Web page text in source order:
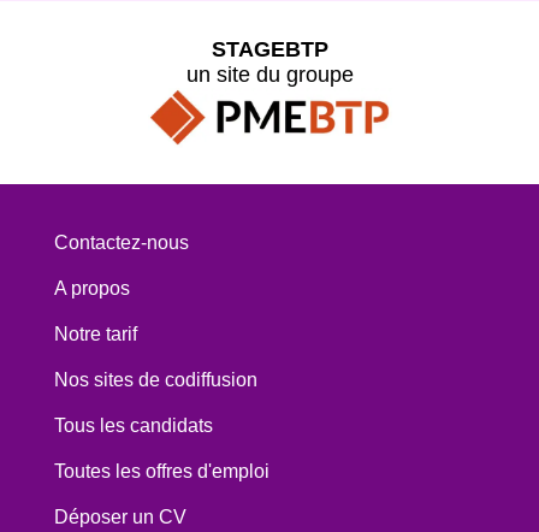
STAGEBTP
un site du groupe
Contactez-nous
A propos
Notre tarif
Nos sites de codiffusion
Tous les candidats
Toutes les offres d'emploi
Déposer un CV